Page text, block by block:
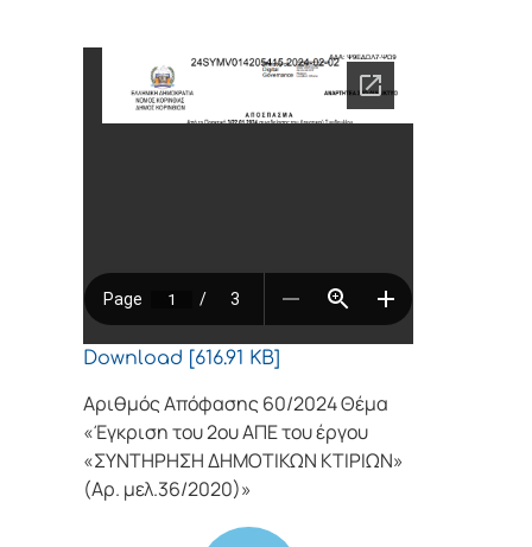
Download [616.91 KB]
Αριθμός Απόφασης 60/2024 Θέμα
«Έγκριση του 2ου ΑΠΕ του έργου
«ΣΥΝΤΗΡΗΣΗ ΔΗΜΟΤΙΚΩΝ ΚΤΙΡΙΩΝ»
(Αρ. μελ.36/2020)»